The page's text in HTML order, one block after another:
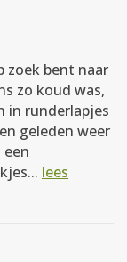
zoek bent naar
zo koud was,
in runderlapjes
geleden weer
lees